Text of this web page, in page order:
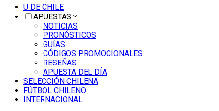
U DE CHILE
APUESTAS
NOTICIAS
PRONÓSTICOS
GUÍAS
CÓDIGOS PROMOCIONALES
RESEÑAS
APUESTA DEL DÍA
SELECCIÓN CHILENA
FÚTBOL CHILENO
INTERNACIONAL